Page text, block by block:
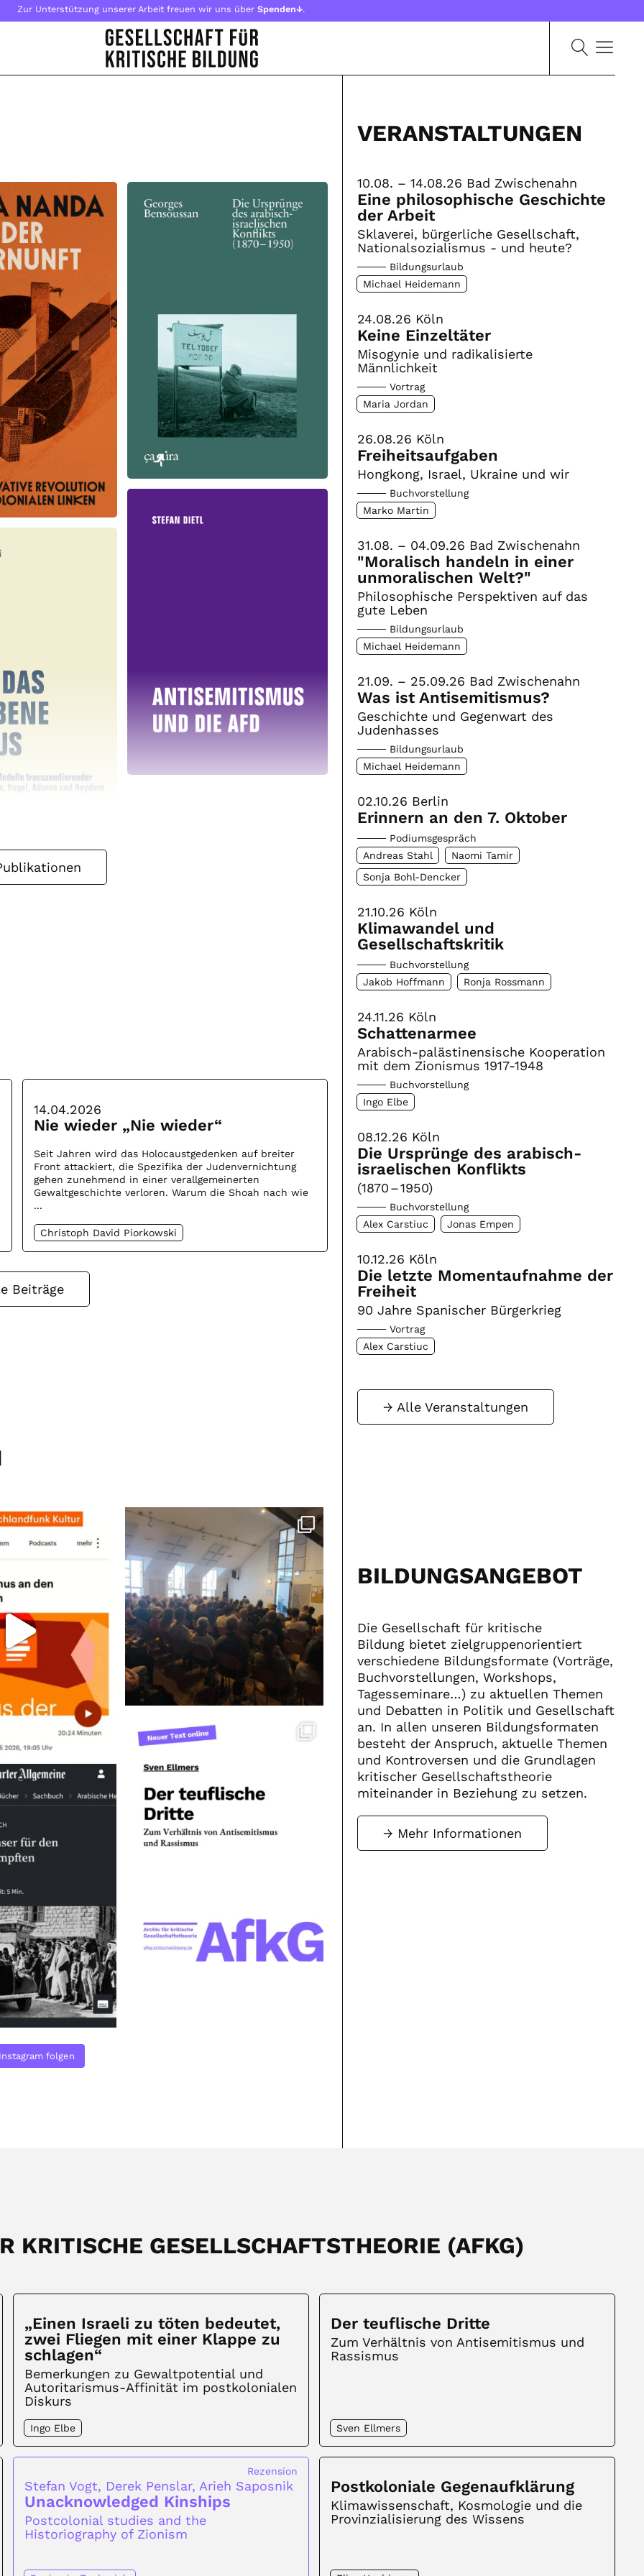
Zur Unterstützung unserer Arbeit freuen wir uns über Spenden↓.
14.04.2026
Nie wieder „Nie wieder“
Seit Jahren wird das Holocaustgedenken auf breiter
Front attackiert, die Spezifika der Judenvernichtung
gehen zunehmend in einer verallgemeinerten
Gewaltgeschichte verloren. Warum die Shoah nach wie
...
Christoph David Piorkowski
Beiträge
folgen
VERANSTALTUNGEN
10.08. – 14.08.26 Bad Zwischenahn
Eine philosophische Geschichte
der Arbeit
Sklaverei, bürgerliche Gesellschaft,
Nationalsozialismus - und heute?
Bildungsurlaub
Michael Heidemann
24.08.26 Köln
Keine Einzeltäter
Misogynie und radikalisierte
Männlichkeit
Vortrag
Maria Jordan
26.08.26 Köln
Freiheitsaufgaben
Hongkong, Israel, Ukraine und wir
Buchvorstellung
Marko Martin
31.08. – 04.09.26 Bad Zwischenahn
"Moralisch handeln in einer
unmoralischen Welt?"
Philosophische Perspektiven auf das
gute Leben
Bildungsurlaub
Michael Heidemann
21.09. – 25.09.26 Bad Zwischenahn
Was ist Antisemitismus?
Geschichte und Gegenwart des
Judenhasses
Bildungsurlaub
Michael Heidemann
02.10.26 Berlin
Erinnern an den 7. Oktober
Podiumsgespräch
Andreas Stahl
Naomi Tamir
Sonja Bohl-Dencker
21.10.26 Köln
Klimawandel und
Gesellschaftskritik
Buchvorstellung
Jakob Hoffmann
Ronja Rossmann
24.11.26 Köln
Schattenarmee
Arabisch-palästinensische Kooperation
mit dem Zionismus 1917-1948
Buchvorstellung
Ingo Elbe
08.12.26 Köln
Die Ursprünge des arabisch-
israelischen Konflikts
(1870 – 1950)
Buchvorstellung
Alex Carstiuc
Jonas Empen
10.12.26 Köln
Die letzte Momentaufnahme der
Freiheit
90 Jahre Spanischer Bürgerkrieg
Vortrag
Alex Carstiuc
Alle Veranstaltungen
BILDUNGSANGEBOT
Die Gesellschaft für kritische
Bildung bietet zielgruppenorientiert
verschiedene Bildungsformate (Vorträge,
Buchvorstellungen, Workshops,
Tagesseminare…) zu aktuellen Themen
und Debatten in Politik und Gesellschaft
an. In allen unseren Bildungsformaten
besteht der Anspruch, aktuelle Themen
und Kontroversen und die Grundlagen
kritischer Gesellschaftstheorie
miteinander in Beziehung zu setzen.
Mehr Informationen
KRITISCHE GESELLSCHAFTSTHEORIE (AFKG)
„Einen Israeli zu töten bedeutet,
zwei Fliegen mit einer Klappe zu
schlagen“
Bemerkungen zu Gewaltpotential und
Autoritarismus-Affinität im postkolonialen
Diskurs
Ingo Elbe
Der teuflische Dritte
Zum Verhältnis von Antisemitismus und
Rassismus
Sven Ellmers
Rezension
Stefan Vogt, Derek Penslar, Arieh Saposnik
Unacknowledged Kinships
Postcolonial studies and the
Historiography of Zionism
Postkoloniale Gegenaufklärung
Klimawissenschaft, Kosmologie und die
Provinzialisierung des Wissens